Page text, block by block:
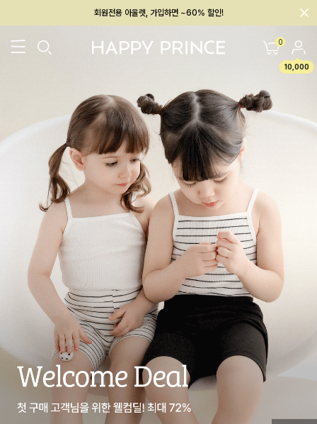
회원전용 아울렛, 가입하면 ~60% 할인!
0
10,000